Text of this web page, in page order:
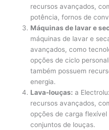
recursos avançados,
potência, fornos de
Máquinas de lavar e
máquinas de lavar e
avançados, como
opções de ciclo
também possuem
energia.
Lava-louças: a
recursos avançados,
opções de carga
conjuntos de louças.